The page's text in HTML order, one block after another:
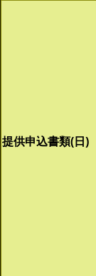
提供申込書類(日)